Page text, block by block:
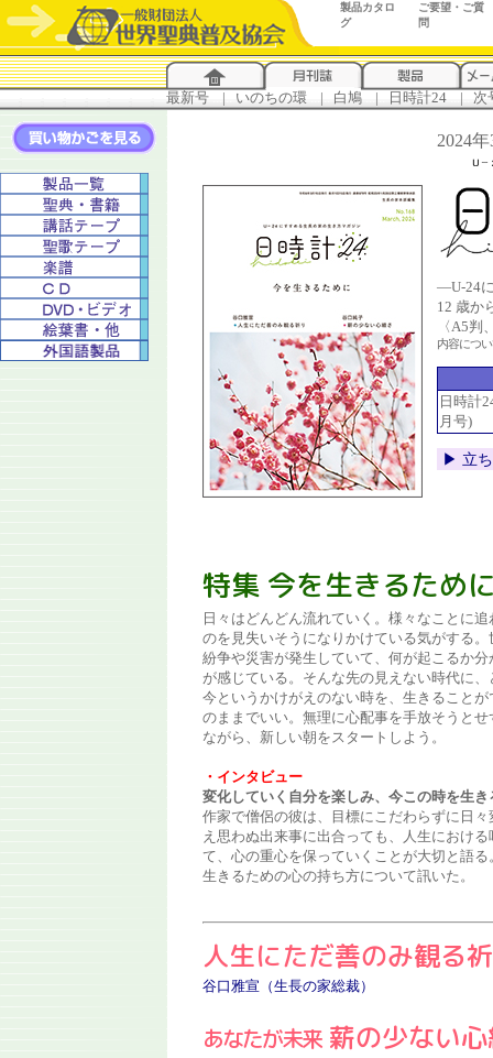
製品カタロ
グ
ご要望・ご質
問
最新号 | いのちの環 | 白鳩 | 日時計24 | 次
2024
―U-24
12 歳か
〈A5
内容につ
日時計
月号)
▶︎ 立ち
特集 今を生きるため
日々はどんどん流れていく。様々なことに
のを見失いそうになりかけている気がする
紛争や災害が発生していて、何が起こるか
が感じている。そんな先の見えない時代に
今というかけがえのない時を、生きること
のままでいい。無理に心配事を手放そうと
ながら、新しい朝をスタートしよう。
・インタビュー
変化していく自分を楽しみ、今この時を生き
作家で僧侶の彼は、目標にこだわらずに日
え思わぬ出来事に出合っても、人生におけ
て、心の重心を保っていくことが大切と語
生きるための心の持ち方について訊いた。
人生にただ善のみ観る
谷口雅宣（生長の家総裁）
あなたが未来薪の少ない